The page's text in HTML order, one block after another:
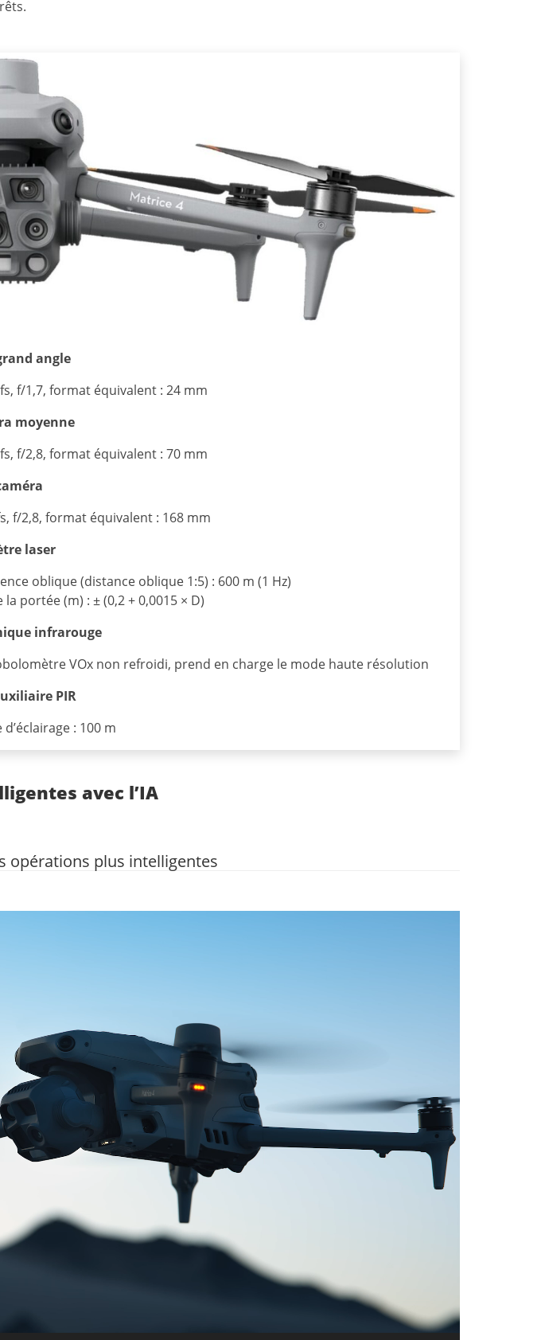
angle
f/1,7, format équivalent : 24 mm
moyenne
f/2,8, format équivalent : 70 mm
f/2,8, format équivalent : 168 mm
laser
oblique (distance oblique 1:5) : 600 m (1 Hz)
portée (m) : ± (0,2 + 0,0015 × D)
infrarouge
VOx non refroidi, prend en charge le mode haute résolution
PIR
d’éclairage : 100 m
avec l’IA
opérations plus intelligentes